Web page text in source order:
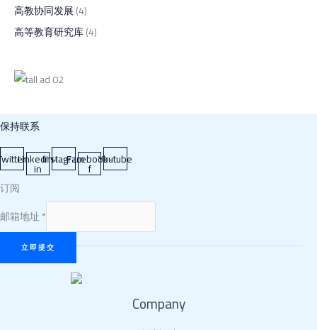
高教协同发展(4)
高等教育研究库(4)
保持联系
Linkedin-
in
InstagramFacebook-
f
Youtube
订阅
邮
箱
地
邮箱地址*
立即提交
Company